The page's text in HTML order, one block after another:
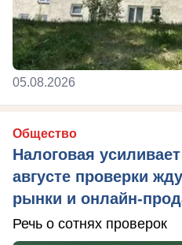
05.08.2026
Общество
Налоговая
августе проверки
рынки и онлайн-
Речь о сотнях проверок